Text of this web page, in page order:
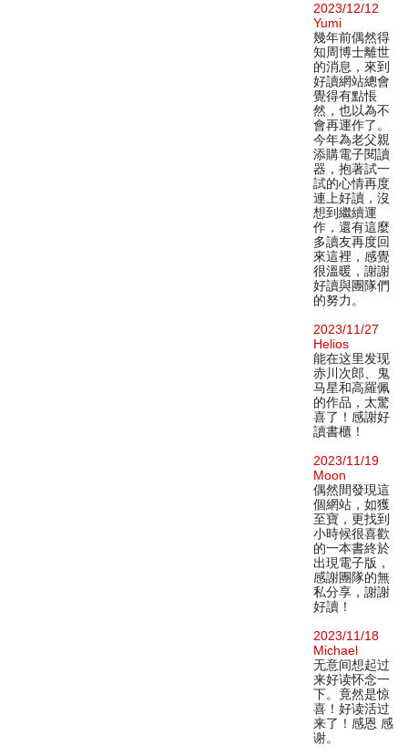
2023/12/12
Yumi
幾年前偶然得
知周博士離世
的消息，來到
好讀網站總會
覺得有點悵
然，也以為不
會再運作了。
今年為老父親
添購電子閱讀
器，抱著試一
試的心情再度
連上好讀，沒
想到繼續運
作，還有這麼
多讀友再度回
來這裡，感覺
很溫暖，謝謝
好讀與團隊們
的努力。
2023/11/27
Helios
能在这里发现
赤川次郎、鬼
马星和高羅佩
的作品，太驚
喜了！感謝好
讀書櫃！
2023/11/19
Moon
偶然間發現這
個網站，如獲
至寶，更找到
小時候很喜歡
的一本書終於
出現電子版，
感謝團隊的無
私分享，謝謝
好讀！
2023/11/18
Michael
无意间想起过
来好读怀念一
下。竟然是惊
喜！好读活过
来了！感恩 感
谢。